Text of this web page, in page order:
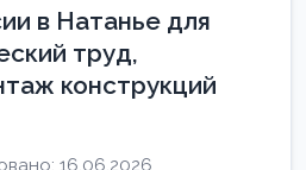
в Натанье для
труд,
конструкций
16.06.2026